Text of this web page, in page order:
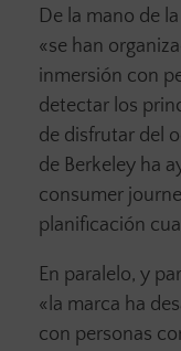
De la mano de
«se han
inmersión con
detectar los
de disfrutar del
de Berkeley ha
consumer
planificación
En paralelo, y
«la marca ha
con personas